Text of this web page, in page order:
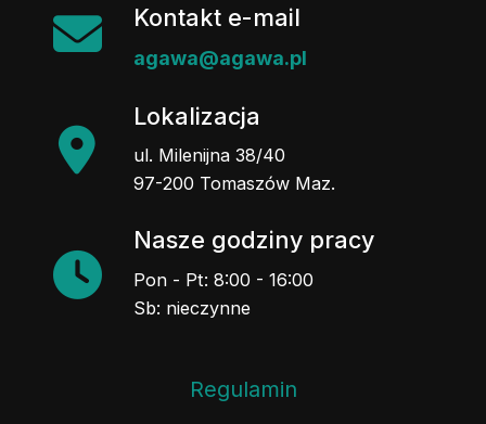
Kontakt e-mail
agawa@agawa.pl
Lokalizacja
ul. Milenijna 38/40
97-200 Tomaszów Maz.
Nasze godziny pracy
Pon - Pt: 8:00 - 16:00
Sb: nieczynne
Regulamin